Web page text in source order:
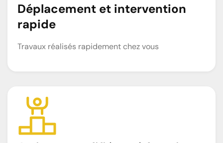
Déplacement et intervention
rapide
Travaux réalisés rapidement chez vous